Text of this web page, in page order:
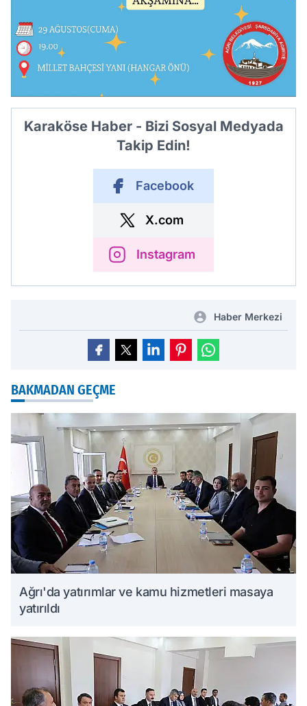
Karaköse Haber - Bizi Sosyal Medyada
Takip Edin!
Facebook
X.com
Instagram
Haber Merkezi
BAKMADAN GEÇME
Ağrı'da yatırımlar ve kamu hizmetleri masaya
yatırıldı